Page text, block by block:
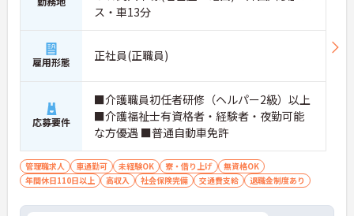
ス・車13分
雇用形態 正社員(正職員)
応募要件
■介護職員初任者研修（ヘルパー2級）以上
■介護福祉士有資格者・経験者・夜勤可能
な方優遇 ■普通自動車免許
管理職求人 車通勤可 未経験OK 寮・借り上げ
無資格OK
年間休日110日以上
高収入 社会保険完備 交通費支給 退職金制度あり